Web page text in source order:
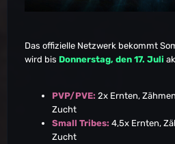
Das offizielle Netzwerk bekommt
wird bis Donnerstag, den 17. Juli
PVP/PVE: 2x Ernten,
Zucht
Small Tribes: 4,5x Ernten,
Zucht